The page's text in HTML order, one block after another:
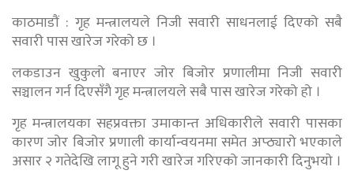
काठमाडौं : गृह मन्त्रालयले निजी सवारी साधनलाई दिएको सबै
सवारी पास खारेज गरेको छ ।
लकडाउन खुकुलो बनाएर जोर बिजोर प्रणालीमा निजी सवारी
सञ्चालन गर्न दिएसँगै गृह मन्त्रालयले सबै पास खारेज गरेको हो ।
गृह मन्त्रालयका सहप्रवक्ता उमाकान्त अधिकारीले सवारी पासका
कारण जोर बिजोर प्रणाली कार्यान्वयनमा समेत अप्ठ्यारो भएकाले
असार २ गतेदेखि लागू हुने गरी खारेज गरिएको जानकारी दिनुभयाे ।